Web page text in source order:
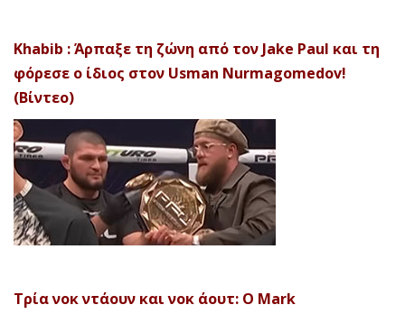
Khabib : Άρπαξε τη ζώνη από τον Jake Paul και τη
φόρεσε ο ίδιος στον Usman Nurmagomedov!
(Βίντεο)
Τρία νοκ ντάουν και νοκ άουτ: Ο Mark